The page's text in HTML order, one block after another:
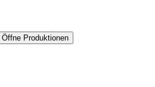
Öffne Produktionen